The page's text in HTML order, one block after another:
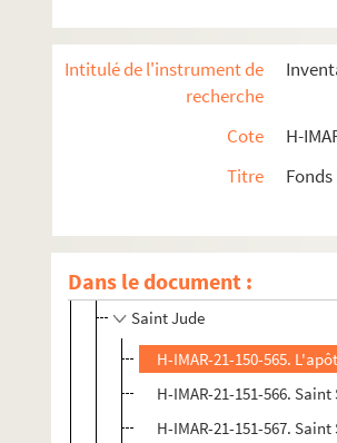
Intitulé de l'instrument de
recherche
Cote
H-
Titre
Dans le document :
H-IMAR-21-103-378. Les
Saint Jacques
Saint Barnabé
Saint Simon
Saint Barthelemy
Saint André
Saint Jude
H-IMAR-21-150-565.
H-IMAR-21-151-566.
H-IMAR-21-151-567. Saint